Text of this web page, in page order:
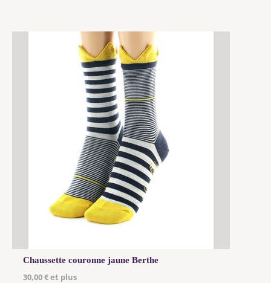
Chaussette couronne jaune Berthe
30,00 € et plus